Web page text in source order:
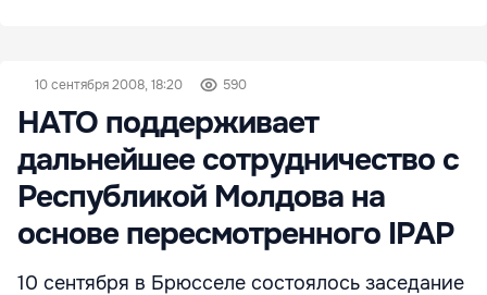
10 сентября 2008, 18:20 590
НАТО поддерживает
дальнейшее сотрудничество с
Республикой Молдова на
основе пересмотренного IPAP
10 сентября в Брюсселе состоялось заседание